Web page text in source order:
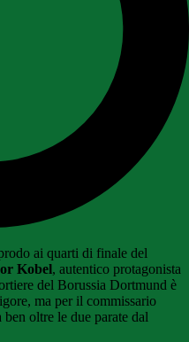
ai quarti di finale del
Kobel, autentico protagonista
del Borussia Dortmund è
ma per il commissario
oltre le due parate dal